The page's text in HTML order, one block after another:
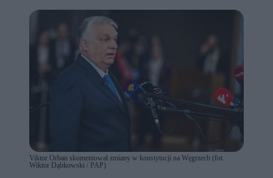
Viktor Orban skomentował zmiany w konstytucji na Węgrzech (fot.
Wiktor Dąbkowski / PAP)